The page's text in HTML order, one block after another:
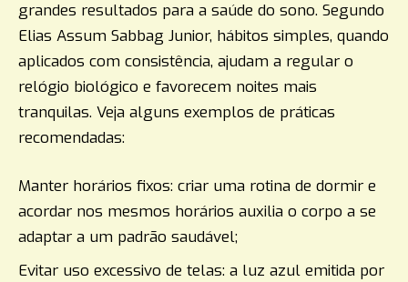
grandes resultados para a saúde do sono. Segundo
Elias Assum Sabbag Junior, hábitos simples, quando
aplicados com consistência, ajudam a regular o
relógio biológico e favorecem noites mais
tranquilas. Veja alguns exemplos de práticas
recomendadas:
Manter horários fixos: criar uma rotina de dormir e
acordar nos mesmos horários auxilia o corpo a se
adaptar a um padrão saudável;
Evitar uso excessivo de telas: a luz azul emitida por